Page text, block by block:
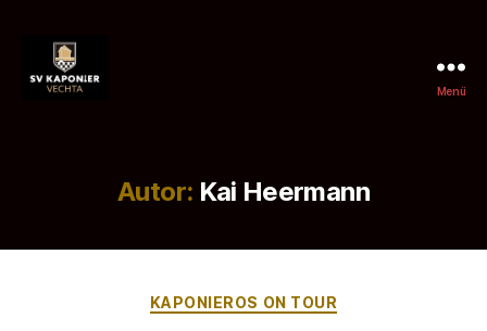
Menü
Autor: Kai Heermann
Kategorien
KAPONIEROS ON TOUR